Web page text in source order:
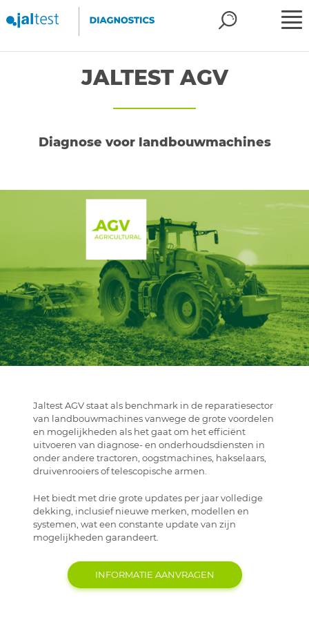
JALTEST AGV
Diagnose voor landbouwmachines
Jaltest AGV staat als benchmark in de reparatiesector
van landbouwmachines vanwege de grote voordelen
en mogelijkheden als het gaat om het efficiënt
uitvoeren van diagnose- en onderhoudsdiensten in
onder andere tractoren, oogstmachines, hakselaars,
druivenrooiers of telescopische armen.
Het biedt met drie grote updates per jaar volledige
dekking, inclusief nieuwe merken, modellen en
systemen, wat een constante update van zijn
mogelijkheden garandeert.
INFORMATIE AANVRAGEN